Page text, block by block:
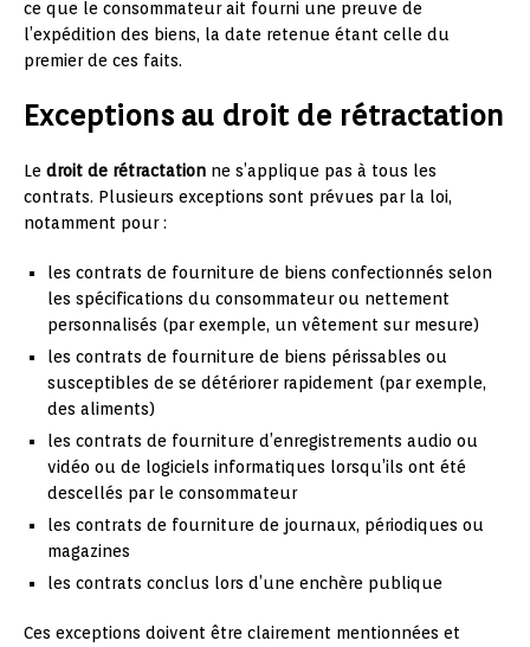
ce que le consommateur ait fourni une preuve de
l’expédition des biens, la date retenue étant celle du
premier de ces faits.
Exceptions au droit de rétractation
Le droit de rétractation ne s’applique pas à tous les
contrats. Plusieurs exceptions sont prévues par la loi,
notamment pour :
les contrats de fourniture de biens confectionnés selon
les spécifications du consommateur ou nettement
personnalisés (par exemple, un vêtement sur mesure)
les contrats de fourniture de biens périssables ou
susceptibles de se détériorer rapidement (par exemple,
des aliments)
les contrats de fourniture d’enregistrements audio ou
vidéo ou de logiciels informatiques lorsqu’ils ont été
descellés par le consommateur
les contrats de fourniture de journaux, périodiques ou
magazines
les contrats conclus lors d’une enchère publique
Ces exceptions doivent être clairement mentionnées et